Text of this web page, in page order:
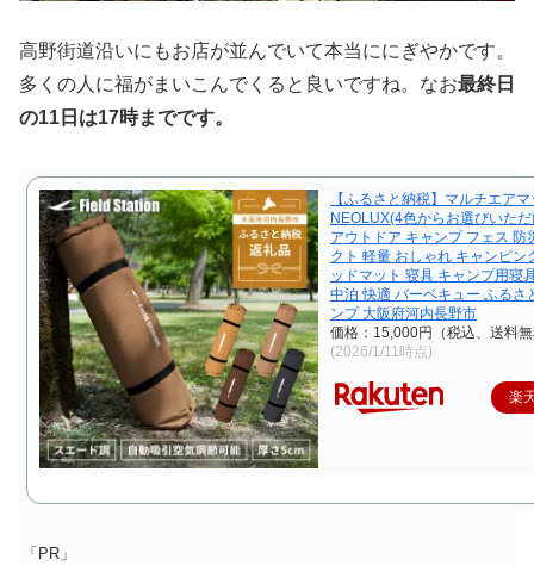
高野街道沿いにもお店が並んでいて本当ににぎやかです。
多くの人に福がまいこんでくると良いですね。なお最終日
の11日は17時までです。
【ふるさと納税】マルチエア
NEOLUX(4色からお選びいた
アウトドア キャンプ フェス 防
クト 軽量 おしゃれ キャンピン
ッドマット 寝具 キャンプ用寝
中泊 快適 バーベキュー ふるさ
ンプ 大阪府河内長野市
価格：15,000円（税込、送料
(2026/1/11時点)
楽
「PR」